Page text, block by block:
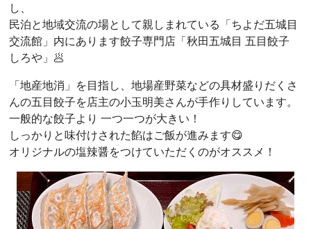
し、
民泊と地域交流の場として親しまれている「ちよだ五城目
交流館」内にあります餃子専門店「秋田五城目 五目餃子
しろや」🥟
「地産地消」を目指し、地場産野菜などの具材盛りだくさ
んの五目餃子を店主の小玉明美さんが手作りしています。
一般的な餃子より 一つ一つが大きい！
しっかりと味付けされた餡はご飯が進みます😋
オリジナルの塩辣醤をつけていただくのがオススメ！